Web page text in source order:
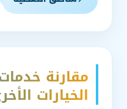
مقارنة
الخيارات